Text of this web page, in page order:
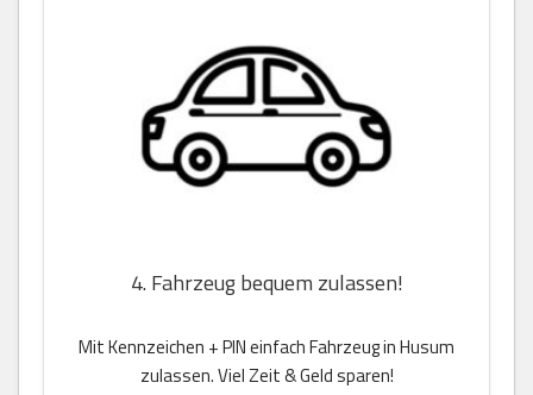
4. Fahrzeug bequem zulassen!
Mit Kennzeichen + PIN einfach Fahrzeug in Husum
zulassen. Viel Zeit & Geld sparen!